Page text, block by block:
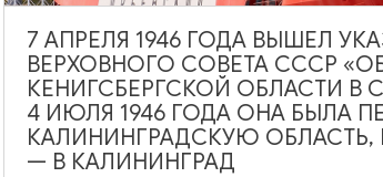
ОТ1000₽
7 АПРЕЛЯ 1946 ГОДА ВЫШЕЛ
ВЕРХОВНОГО СОВЕТА СССР
КЕНИГСБЕРГСКОЙ ОБЛАСТИ В
4 ИЮЛЯ 1946 ГОДА ОНА БЫЛА
КАЛИНИНГРАДСКУЮ ОБЛАСТЬ,
— В КАЛИНИНГРАД